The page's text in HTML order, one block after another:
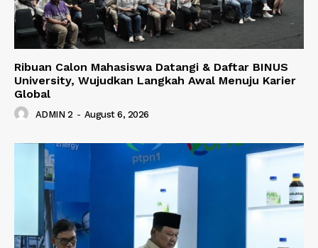
Ribuan Calon Mahasiswa Datangi & Daftar BINUS
University, Wujudkan Langkah Awal Menuju Karier
Global
ADMIN 2 - August 6, 2026